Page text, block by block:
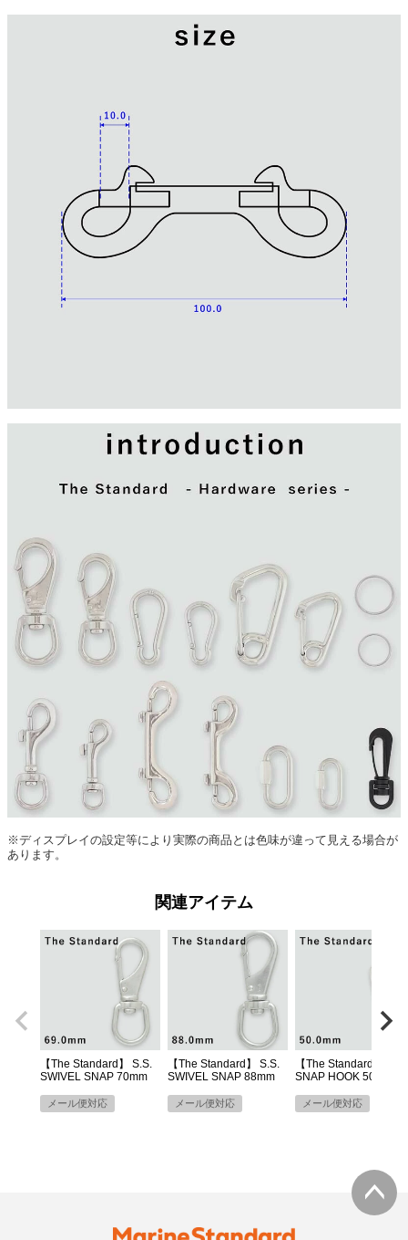
※ディスプレイの設定等により実際の商品とは色味が違って見える場合が
あります。
【The Standard】 S.S.
SWIVEL SNAP 70mm
メール便対応
【The Standard】 S.S.
SWIVEL SNAP 88mm
メール便対応
【The Standard】 S.S.
SNAP HOOK 50mm
メール便対応